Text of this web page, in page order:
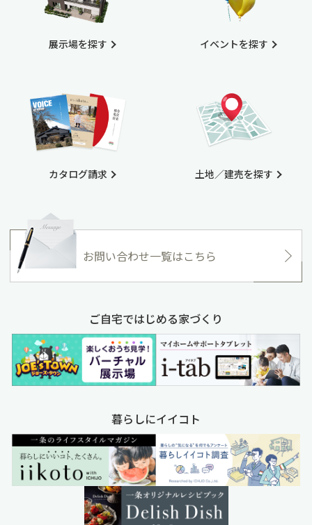
展示場を探す
カタログ請求
イベントを探す
土地／建売を探す
お問い合わせ一覧はこちら
ご自宅ではじめる家づくり
暮らしにイイコト